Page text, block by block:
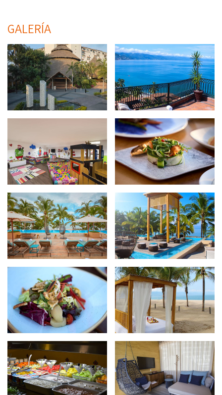
GALERÍA